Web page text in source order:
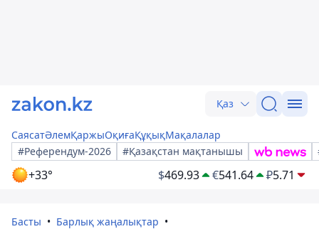
Қаз
СаясатӘлемҚаржыОқиғаҚұқықМақалалар
#Референдум-2026
#Қазақстан мақтанышы
+33° $469.93 €541.64 ₽5.71
Басты
Барлық жаңалықтар